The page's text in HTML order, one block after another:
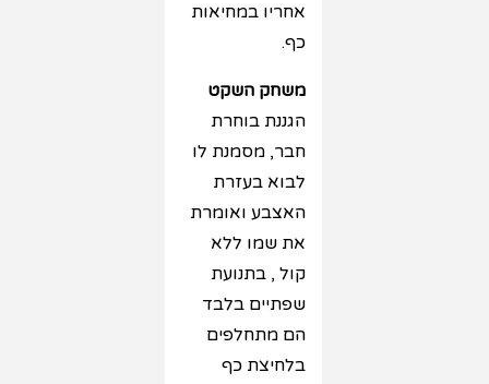
אחריו במחיאות
כף.
משחק השקט
הגננת בוחרת
חבר, מסמנת לו
לבוא בעזרת
האצבע ואומרת
את שמו ללא
קול , בתנועת
שפתיים בלבד
הם מתחלפים
בלחיצת כף